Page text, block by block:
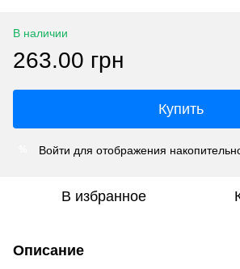
В наличии
263.00 грн
Купить
Войти для отображения
В избранное
Описание